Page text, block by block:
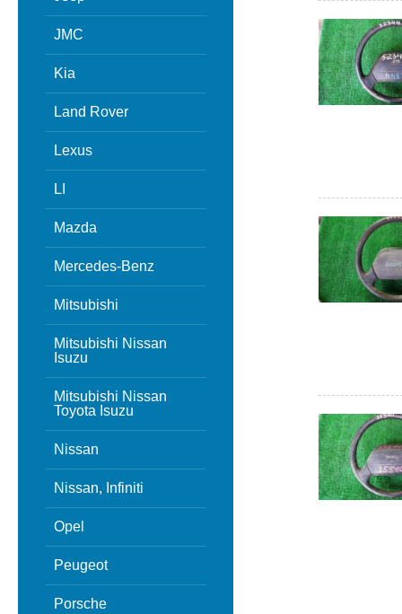
JMC
Kia
Land Rover
Lexus
LI
Mazda
Mercedes-Benz
Mitsubishi
Mitsubishi Nissan
Isuzu
Mitsubishi Nissan
Toyota Isuzu
Nissan
Nissan, Infiniti
Opel
Peugeot
Porsche